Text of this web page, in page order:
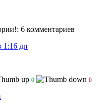
: 6 комментариев
1:16 дп
0 0